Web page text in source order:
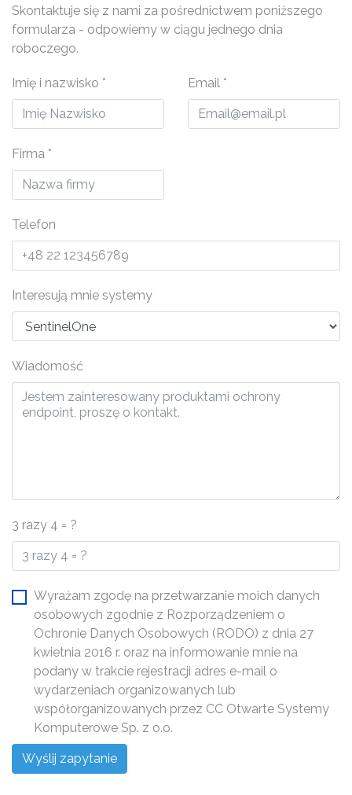
Skontaktuje się z nami za pośrednictwem poniższego
formularza - odpowiemy w ciągu jednego dnia
roboczego.
Imię i nazwisko * Email *
Firma *
Telefon
Interesują mnie systemy
Wiadomość
3 razy 4 = ?
Wyrażam zgodę na przetwarzanie moich danych
osobowych zgodnie z Rozporządzeniem o
Ochronie Danych Osobowych (RODO) z dnia 27
kwietnia 2016 r. oraz na informowanie mnie na
podany w trakcie rejestracji adres e-mail o
wydarzeniach organizowanych lub
współorganizowanych przez CC Otwarte Systemy
Komputerowe Sp. z o.o.
Wyślij zapytanie